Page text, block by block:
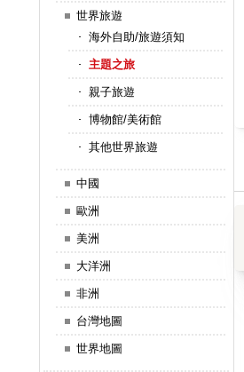
世界旅遊
海外自助/旅遊須知
主題之旅
親子旅遊
博物館/美術館
其他世界旅遊
中國
歐洲
美洲
大洋洲
非洲
台灣地圖
世界地圖